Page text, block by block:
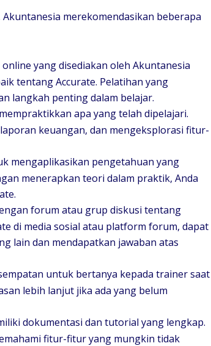
merekomendasikan beberapa
yang disediakan oleh Akuntanesia
tentang Accurate. Pelatihan yang
langkah penting dalam belajar.
apa yang telah dipelajari.
keuangan, dan mengeksplorasi fitur-
mengaplikasikan pengetahuan yang
menerapkan teori dalam praktik, Anda
forum atau grup diskusi tentang
di media sosial atau platform forum, dapat
lain dan mendapatkan jawaban atas
untuk bertanya kepada trainer saat
lebih lanjut jika ada yang belum
dokumentasi dan tutorial yang lengkap.
fitur-fitur yang mungkin tidak